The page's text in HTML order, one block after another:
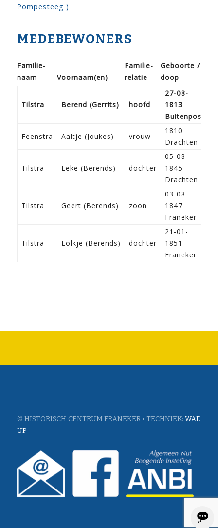
Pompesteeg )
MEDEBEWONERS
Familie­
naam
Voor­naam(en)
Familie­
relatie
Geboorte /
doop
Tilstra Berend (Gerrits) hoofd
27-08-
1813
Buitenpost
Feenstra Aaltje (Joukes) vrouw
1810
Drachten
Tilstra Eeke (Berends) dochter
05-08-
1845
Drachten
Tilstra Geert (Berends) zoon
03-08-
1847
Franeker
Tilstra Lolkje (Berends) dochter
21-01-
1851
Franeker
© HISTORISCH CENTRUM FRANEKER • TECHNIEK: WAD
UP